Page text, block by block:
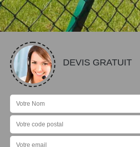
DEVIS GRATUIT